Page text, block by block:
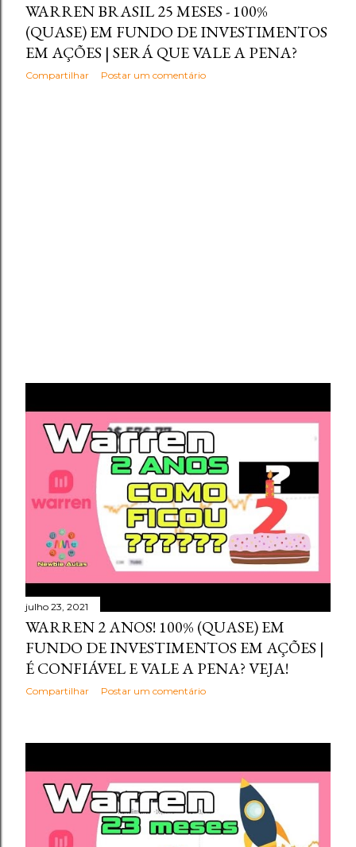
WARREN BRASIL 25 MESES - 100%
(QUASE) EM FUNDO DE INVESTIMENTOS
EM AÇÕES | SERÁ QUE VALE A PENA?
Compartilhar Postar um comentário
julho 23, 2021
WARREN 2 ANOS! 100% (QUASE) EM
FUNDO DE INVESTIMENTOS EM AÇÕES |
É CONFIÁVEL E VALE A PENA? VEJA!
Compartilhar Postar um comentário